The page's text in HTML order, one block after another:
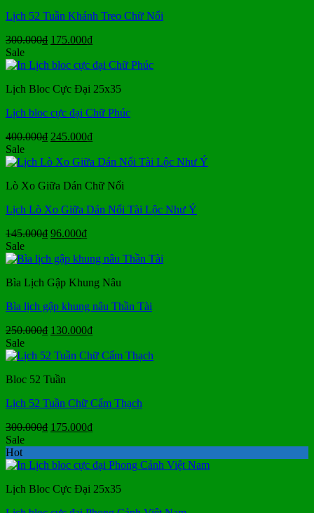
Lịch 52 Tuần Khánh Treo Chữ Nổi
300.000₫ Giá
là:
175.000₫Giá
tại
175.000₫.
Sale
Lịch Bloc Cực Đại 25x35
Lịch bloc cực đại Chữ Phúc
400.000₫ Giá
là:
245.000₫Giá
tại
245.000₫.
Sale
Lò Xo Giữa Dán Chữ Nổi
Lịch Lò Xo Giữa Dán Nổi Tài Lộc Như Ý
145.000₫ Giá
là:
96.000₫Giá
tại
96.000₫.
Sale
Bìa Lịch Gập Khung Nâu
Bìa lịch gập khung nâu Thần Tài
250.000₫ Giá
là:
130.000₫Giá
tại
Sale
Bloc 52 Tuần
Lịch 52 Tuần Chữ Cẩm Thạch
300.000₫ Giá
300.000₫.
175.000₫Giá
là:
Sale
Hot
Lịch Bloc Cực Đại 25x35